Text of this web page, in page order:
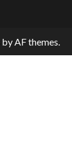
by AF themes.